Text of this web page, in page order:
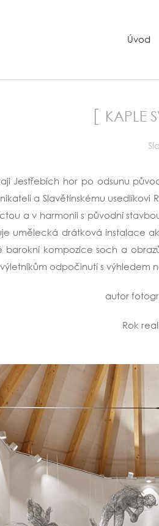
Úvod
KAPLE
Jestřebích hor po odsunu
a Slavětínskému
a v harmonii s původní
umělecká drátková instalace
barokní kompozice soch a
odpočinutí s
autor
Rok